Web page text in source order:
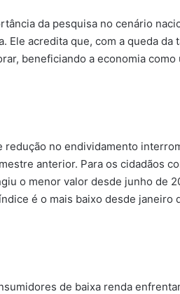
da pesquisa no cenário
acredita que, com a queda da
beneficiando a economia como
redução no endividamento
anterior. Para os cidadãos
o menor valor desde junho de
é o mais baixo desde janeiro
de baixa renda